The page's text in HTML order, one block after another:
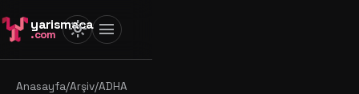
yarismaca
.com light_mode menu
Anasayfa/Arşiv/ADHA